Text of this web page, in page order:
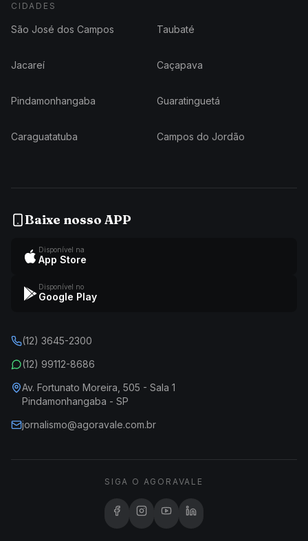
CIDADES
São José dos Campos Taubaté
Jacareí Caçapava
Pindamonhangaba Guaratinguetá
Caraguatatuba Campos do Jordão
Baixe nosso APP
Disponível na
App Store
Disponível no
Google Play
(12) 3645-2300
(12) 99112-8686
Av. Fortunato Moreira, 505 - Sala 1
Pindamonhangaba - SP
jornalismo@agoravale.com.br
SIGA O AGORAVALE